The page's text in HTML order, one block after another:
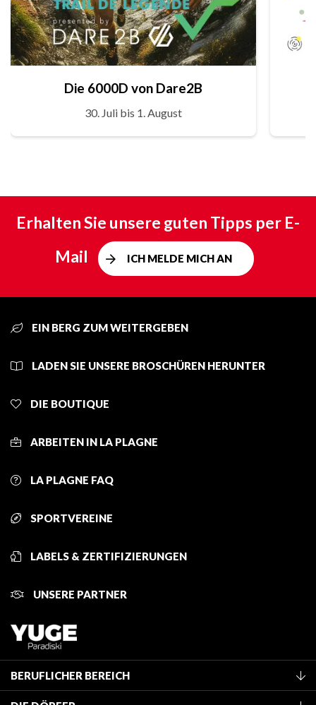
Die 6000D von Dare2B
30. Juli bis 1. August
Erhalten Sie unsere guten Tipps per E-
Mail
ICH MELDE MICH AN
EIN BERG ZUM WEITERGEBEN
LADEN SIE UNSERE BROSCHÜREN HERUNTER
DIE BOUTIQUE
ARBEITEN IN LA PLAGNE
LA PLAGNE FAQ
SPORTVEREINE
LABELS & ZERTIFIZIERUNGEN
UNSERE PARTNER
BERUFLICHER BEREICH
Mitglied des Fremdenverkehrsamtes werden